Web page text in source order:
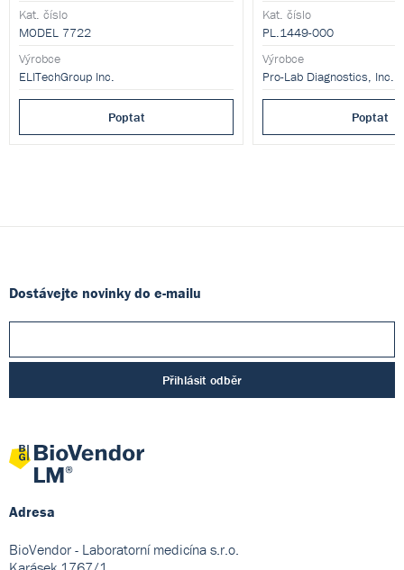
cytocentrifugu.
Kat. číslo
MODEL 7722
Výrobce
ELITechGroup Inc.
Poptat
řadu dalších barvících
barvení lze využít barviva
výrobců.
Kat. číslo
PL.1449-000
Výrobce
Pro-Lab Diagnostics, Inc.
Poptat
Dostávejte novinky do e-mailu
Přihlásit odběr
Adresa
BioVendor - Laboratorní medicína s.r.o.